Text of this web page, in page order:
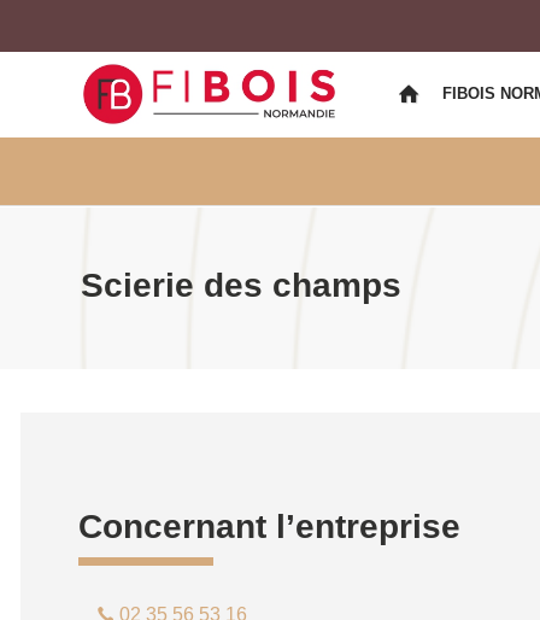
FIBOIS
Scierie des champs
Concernant l’entreprise
02 35 56 53 16